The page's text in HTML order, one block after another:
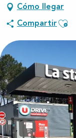
Cómo llegar
Compartir